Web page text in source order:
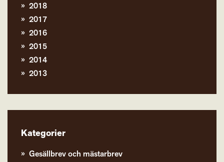
2018
2017
2016
2015
2014
2013
Kategorier
Gesällbrev och mästarbrev